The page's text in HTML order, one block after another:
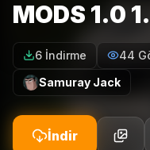
MODS 1.0
6 İndirme 44
Samuray Jack
İndir